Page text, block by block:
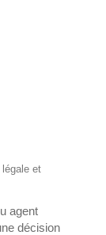
et
agent
décision